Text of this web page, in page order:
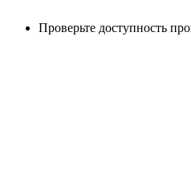
Проверьте доступность